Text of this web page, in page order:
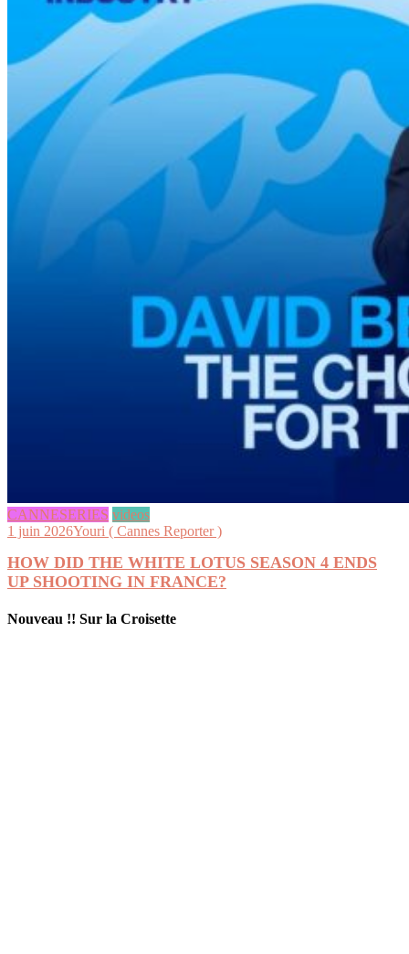
CANNESERIES videos
1 juin 2026Youri ( Cannes Reporter )
HOW DID THE WHITE LOTUS SEASON 4 ENDS
UP SHOOTING IN FRANCE?
Nouveau !! Sur la Croisette